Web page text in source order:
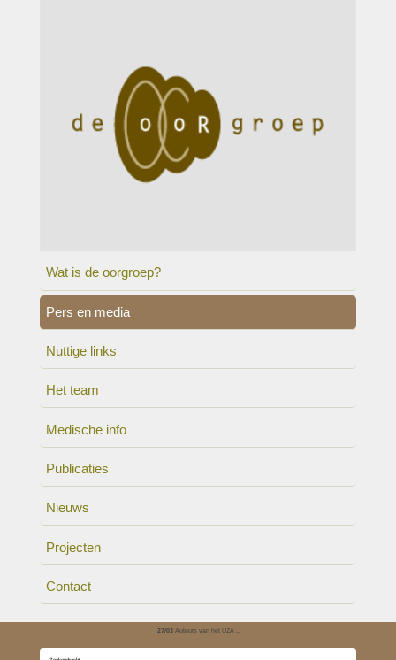
Wat is de oorgroep?
Pers en media
Nuttige links
Het team
Medische info
Publicaties
Nieuws
Projecten
Contact
27/03Auteurs van het UZA ..